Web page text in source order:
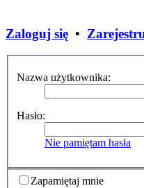
Zaloguj się •
Nazwa użytkownika:
Hasło:
Nie pamiętam hasła
Zapamiętaj mnie